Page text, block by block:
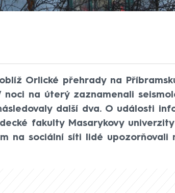
Orlické přehrady na
na úterý zaznamenali
další dva. O události
fakulty Masarykovy
na sociální síti lidé upozorňovali